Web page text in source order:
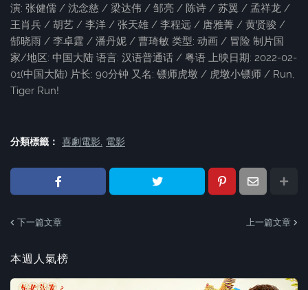
演: 张健儒 / 沈念慈 / 梁达伟 / 邹亮 / 陈诗 / 苏翼 / 孟祥龙 /
王肖兵 / 胡艺 / 李洋 / 张天雄 / 李程远 / 唐雅菁 / 黄贤骏 /
郜晓雨 / 李卓霆 / 潘丹妮 / 曹琦敏 类型: 动画 / 冒险 制片国
家/地区: 中国大陆 语言: 汉语普通话 / 粤语 上映日期: 2022-02-
01(中国大陆) 片长: 90分钟 又名: 镖师虎墩 / 虎墩小镖师 / Run,
Tiger Run!
分類標籤： 喜劇電影 電影
下一篇文章 上一篇文章
本週人氣榜